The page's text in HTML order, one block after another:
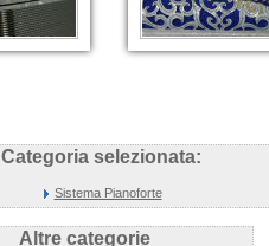
Categoria selezionata:
Sistema Pianoforte
Altre categorie